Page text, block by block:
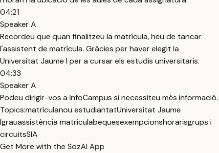
04:21
Speaker A
Recordeu que quan finalitzeu la matrícula, heu de tancar
l'assistent de matrícula. Gràcies per haver elegit la
Universitat Jaume I per a cursar els estudis universitaris.
04:33
Speaker A
Podeu dirigir-vos a InfoCampus si necessiteu més informació.
Topics:matrículanou estudiantatUniversitat Jaume
Igrauassistència matrículabequesexempcionshorarisgrups i
circuitsSIA
Get More with the SozAI App